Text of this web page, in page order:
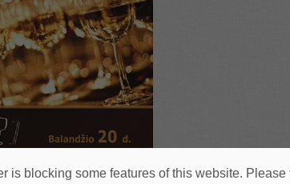
is blocking some features of this website.